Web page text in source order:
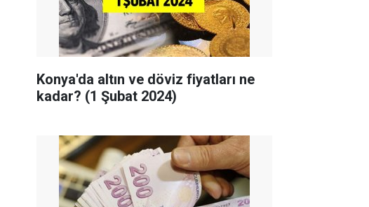
Konya'da altın ve döviz fiyatları ne
kadar? (1 Şubat 2024)